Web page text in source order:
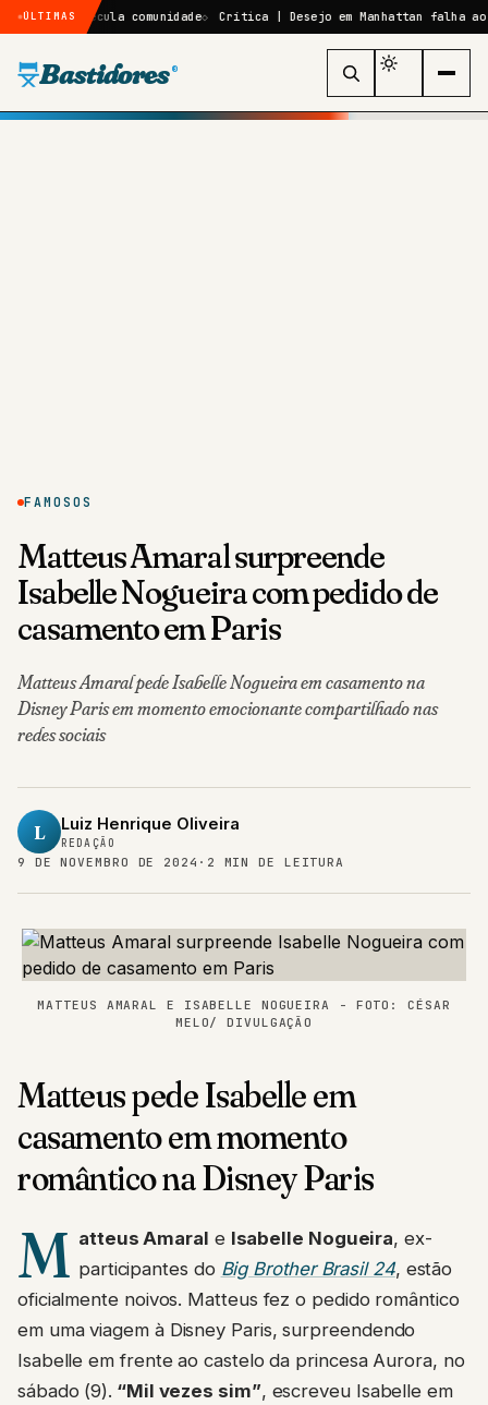
ÚLTIMAScomunidade Crítica | Desejo em Manhattan falha ao
Bastidores ®
FAMOSOS
Matteus Amaral surpreende
Isabelle Nogueira com pedido de
casamento em Paris
Matteus Amaral pede Isabelle Nogueira em casamento na
Disney Paris em momento emocionante compartilhado nas
redes sociais
L Luiz Henrique Oliveira
REDAÇÃO
9 DE NOVEMBRO DE 2024 · 2 MIN DE LEITURA
MATTEUS AMARAL E ISABELLE NOGUEIRA - FOTO: CÉSAR
MELO/ DIVULGAÇÃO
Matteus pede Isabelle em
casamento em momento
romântico na Disney Paris
M atteus Amaral e Isabelle Nogueira, ex-
participantes do Big Brother Brasil 24, estão
oficialmente noivos. Matteus fez o pedido romântico
em uma viagem à Disney Paris, surpreendendo
Isabelle em frente ao castelo da princesa Aurora, no
sábado (9). “Mil vezes sim”, escreveu Isabelle em